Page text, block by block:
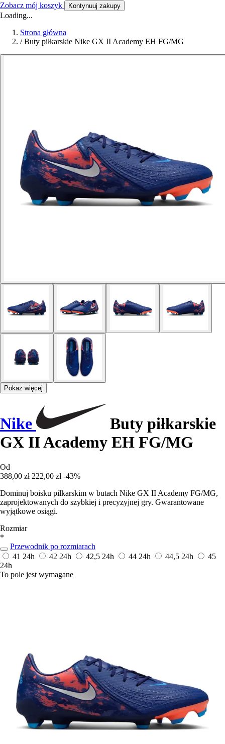
Zobacz mój koszyk Kontynuuj zakupy
Loading...
Strona główna
/ Buty piłkarskie Nike GX II Academy EH FG/MG
Pokaż więcej
Nike
Buty piłkarskie
GX II Academy EH FG/MG
Od
388,00 zł 222,00 zł -43%
Dominuj boisku piłkarskim w butach Nike GX II Academy FG/MG,
zaprojektowanych do szybkiej i precyzyjnej gry. Gwarantowane
wyjątkowe osiągi.
Rozmiar
*
Przewodnik po rozmiarach
41 24h 42 24h 42,5 24h 44 24h 44,5 24h
45
24h
To pole jest wymagane